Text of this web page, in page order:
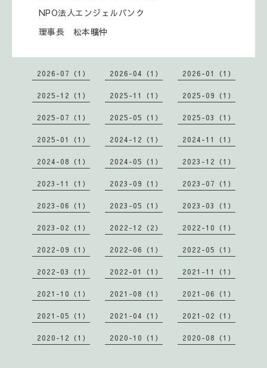
NPO法人エンジェルバンク
理事長 松本曠仲
2026-07（1） 2026-04（1） 2026-01（1）
2025-12（1） 2025-11（1） 2025-09（1）
2025-07（1） 2025-05（1） 2025-03（1）
2025-01（1） 2024-12（1） 2024-11（1）
2024-08（1） 2024-05（1） 2023-12（1）
2023-11（1） 2023-09（1） 2023-07（1）
2023-06（1） 2023-05（1） 2023-03（1）
2023-02（1） 2022-12（2） 2022-10（1）
2022-09（1） 2022-06（1） 2022-05（1）
2022-03（1） 2022-01（1） 2021-11（1）
2021-10（1） 2021-08（1） 2021-06（1）
2021-05（1） 2021-04（1） 2021-02（1）
2020-12（1） 2020-10（1） 2020-08（1）